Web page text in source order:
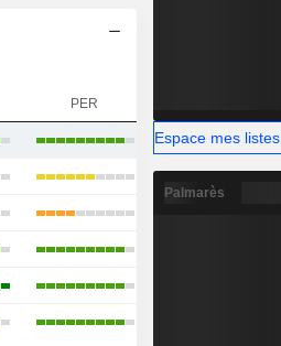
PER
Espace mes listes
Palmarès